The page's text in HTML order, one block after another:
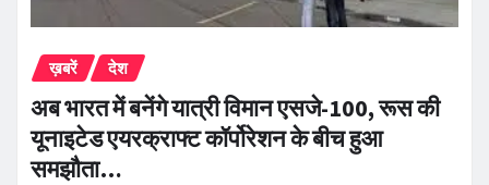
ख़बरें देश
अब भारत में बनेंगे यात्री विमान एसजे-100, रूस की
यूनाइटेड एयरक्राफ्ट कॉर्पोरेशन के बीच हुआ
समझौता…